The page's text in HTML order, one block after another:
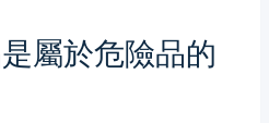
屬於危險品的